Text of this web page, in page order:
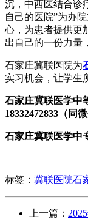
沉，中西医结合诊
自己的医院”为办
心，为患者提供更
出自己的一份力量
石家庄冀联医院为
实习机会，让学生
石家庄冀联医学中
18332472833（同微
石家庄冀联医学中
标签： 冀联医院石
上一篇：